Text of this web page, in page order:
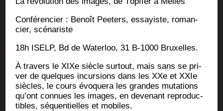
Confé­ren­cier : Benoît Pee­ters, essayiste, roman­
cier, scénariste
18h ISELP, Bd de Water­loo, 31 B‑1000 Bruxelles.
À tra­vers le XIXe siècle sur­tout, mais sans se pri­
ver de quelques incur­sions dans les XXe et XXIe
siècles, le cours évo­que­ra les grandes muta­tions
qu’ont connues les images, en deve­nant repro­duc­
tibles, séquen­tielles et mobiles.